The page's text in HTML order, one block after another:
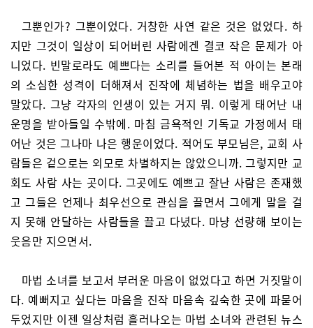
그뿐인가? 그뿐이었다. 거창한 사연 같은 것은 없었다. 하
지만 그것이 일상이 되어버린 사람에겐 결코 작은 문제가 아
니었다. 빈말로라도 예쁘다는 소리를 들어본 적 아이는 본래
의 소심한 성격이 더해져서 진작에 체념하는 법을 배우고야
말았다. 그냥 각자의 인생이 있는 거지 뭐. 이렇게 태어난 내
운명을 받아들일 수밖에. 마침 금욕적인 기독교 가정에서 태
어난 것은 그나마 나은 행운이었다. 적어도 부모님은, 교회 사
람들은 겉으로는 외모로 차별하지는 않았으니까. 그렇지만 교
회도 사람 사는 곳이다. 그곳에도 예쁘고 잘난 사람은 존재했
고 그들은 언제나 최우선으로 관심을 끌면서 그에게 말을 걸
지 못해 안달하는 사람들을 끌고 다녔다. 마냥 선량해 보이는
웃음만 지으면서.
마법 소녀를 보고서 부러운 마음이 없었다고 하면 거짓말이
다. 예뻐지고 싶다는 마음을 진작 마음속 깊숙한 곳에 파묻어
두었지만 이젠 일상처럼 흘러나오는 마법 소녀와 관련된 뉴스